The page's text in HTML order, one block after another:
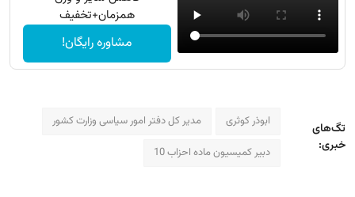
همزمان+تخفیف
مشاوره رایگان!
تگ‌های
خبری:
ابوذر کوثری
مدیر کل دفتر امور سیاسی وزارت کشور
دبیر کمیسیون ماده احزاب 10